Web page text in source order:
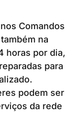
Comandos
na
horas por dia,
para
podem ser
da rede